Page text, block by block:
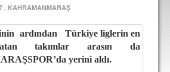
, KAHRAMANMARAŞ
ardından
Türkiye liglerin en
takımlar arasın da
yerini aldı.